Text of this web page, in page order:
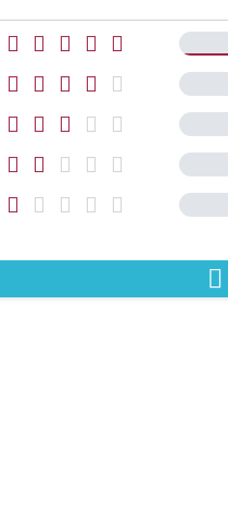
    
    
    
    
    
